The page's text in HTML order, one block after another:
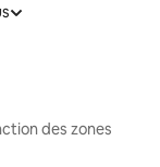
des zones